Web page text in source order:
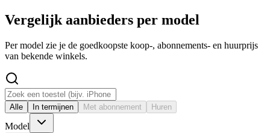
Vergelijk aanbieders per model
Per model zie je de goedkoopste koop-, abonnements- en huurprijs
van bekende winkels.
Alle In termijnen Met abonnement Huren
Model